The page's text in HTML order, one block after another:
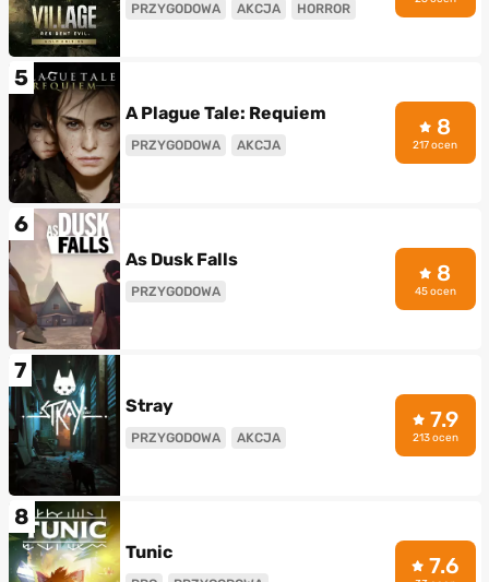
PRZYGODOWA AKCJA HORROR
5
A Plague Tale: Requiem
PRZYGODOWA AKCJA
8
217 ocen
6
As Dusk Falls
PRZYGODOWA
8
45 ocen
7
Stray
PRZYGODOWA AKCJA
7.9
213 ocen
8
Tunic 7.6